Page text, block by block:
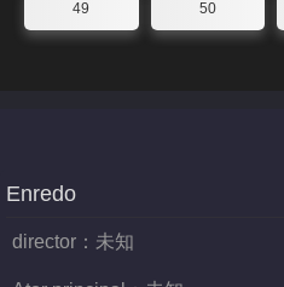
49 50
Enredo
director： 未知